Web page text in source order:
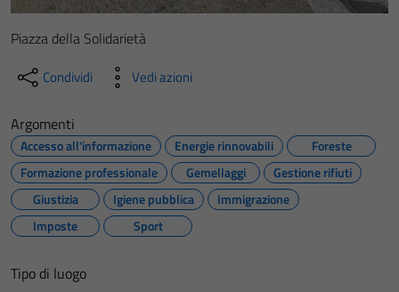
Piazza della Solidarietà
Condividi Vedi azioni
Argomenti
Accesso all'informazione Energie rinnovabili
Foreste
Formazione professionale
Gemellaggi
Gestione rifiuti
Giustizia
Igiene pubblica
Immigrazione
Imposte
Sport
Tipo di luogo